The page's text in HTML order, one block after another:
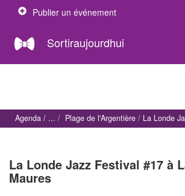
Publier un événement
Sortiraujourdhui
Agenda Plage de l'Argentière La Londe
La Londe Jazz Festival #17 à
Maures